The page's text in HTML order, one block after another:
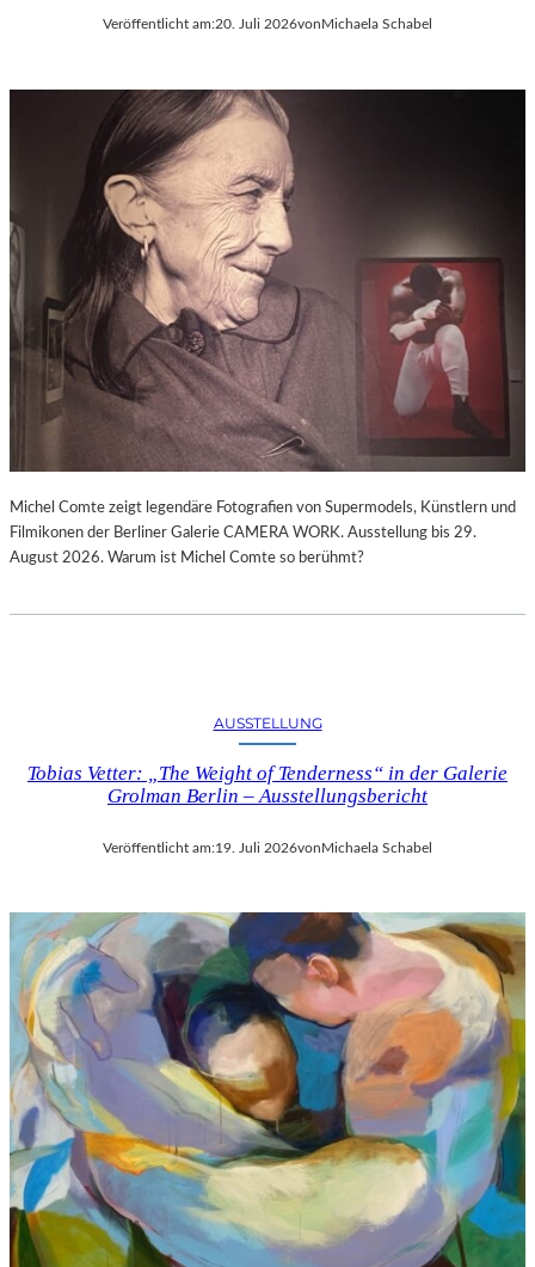
Veröffentlicht am:20. Juli 2026von Michaela Schabel
Michel Comte zeigt legendäre Fotografien von Supermodels, Künstlern und
Filmikonen der Berliner Galerie CAMERA WORK. Ausstellung bis 29.
August 2026. Warum ist Michel Comte so berühmt?
AUSSTELLUNG
Tobias Vetter: „The Weight of Tenderness“ in der Galerie
Grolman Berlin – Ausstellungsbericht
Veröffentlicht am:19. Juli 2026von Michaela Schabel